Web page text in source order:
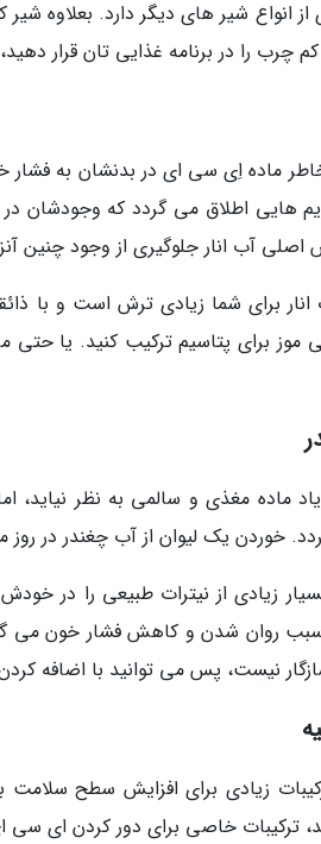
انواع شیر های دیگر دارد. بعلاوه
چرب را در برنامه غذایی تان قرار
ماده اِی سی ای در بدنشان به فشار
هایی اطلاق می گردد که وجودشان
آب انار جلوگیری از وجود چنین
انار برای شما زیادی ترش است و با
برای پتاسیم ترکیب کنید. یا حتی
ماده مغذی و سالمی به نظر
خوردن یک لیوان از آب چغندر در
زیادی از نیترات طبیعی را در
روان شدن و کاهش فشار خون می
نیست، پس می توانید با اضافه
زیادی برای افزایش سطح سلامت
ترکیبات خاصی برای دور کردن ای سی